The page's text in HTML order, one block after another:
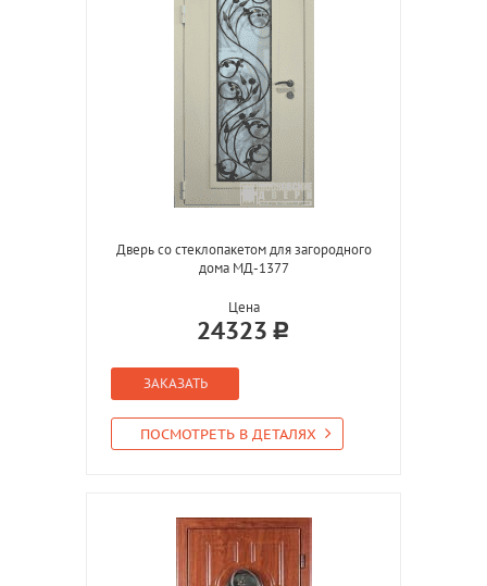
Дверь со стеклопакетом для загородного
дома МД-1377
Цена
24323
ЗАКАЗАТЬ
ПОСМОТРЕТЬ В ДЕТАЛЯХ